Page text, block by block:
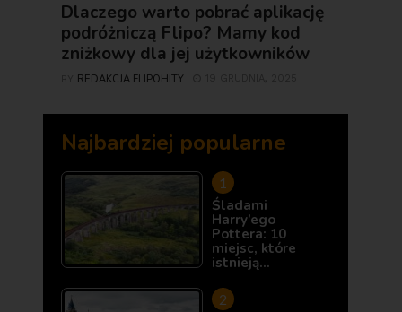
Dlaczego warto pobrać aplikację
podróżniczą Flipo? Mamy kod
zniżkowy dla jej użytkowników
REDAKCJA FLIPOHITY
Najbardziej popularne
Śladami
Harry’ego
Pottera: 10
miejsc, które
istnieją…